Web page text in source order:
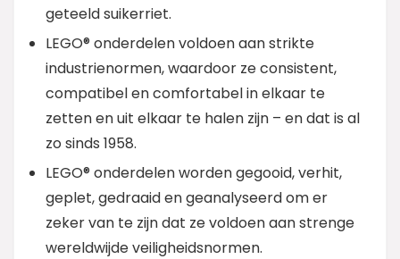
geteeld suikerriet.
LEGO® onderdelen voldoen aan strikte
industrienormen, waardoor ze consistent,
compatibel en comfortabel in elkaar te
zetten en uit elkaar te halen zijn – en dat is al
zo sinds 1958.
LEGO® onderdelen worden gegooid, verhit,
geplet, gedraaid en geanalyseerd om er
zeker van te zijn dat ze voldoen aan strenge
wereldwijde veiligheidsnormen.